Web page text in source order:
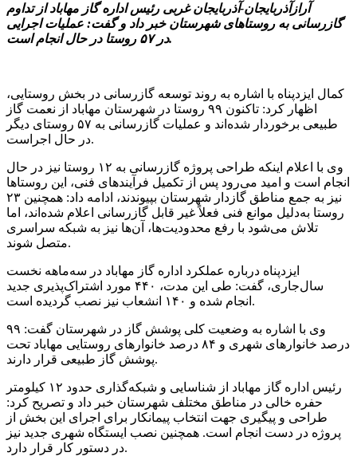
آرازآذربایجان-آذربایجان غربی رئیس اداره گاز مهاباد از تداوم
گازرسانی به روستاهای شهرستان خبر داد و گفت: عملیات اجرایی
در ۵۷ روستا در حال انجام است.
کمال ایزدپناه با اشاره به روند توسعه گازرسانی در بخش روستایی،
اظهار کرد: تاکنون ۹۹ روستا در شهرستان مهاباد از نعمت گاز
طبیعی برخوردار شده‌اند و عملیات گازرسانی به ۵۷ روستای دیگر
در حال اجراست.
وی با اعلام اینکه طراحی پروژه گازرسانی به ۱۲ روستا نیز در حال
انجام است و امید می‌رود پس از تکمیل فرآیندهای فنی، این روستاها
نیز به جمع مناطق گازدار شهرستان بپیوندند، ادامه داد: همچنین ۲۳
روستا به‌دلیل موانع فنی فعلاً غیر قابل گازرسانی اعلام شده‌اند، اما
تلاش می‌شود با رفع محدودیت‌ها، آن‌ها نیز به شبکه سراسری
متصل شوند.
ایزدپناه درباره عملکرد اداره گاز مهاباد در سه‌ماهه نخست
سال‌جاری، گفت: طی این مدت، ۴۴۰ مورد اشتراک‌پذیری جدید
انجام شده و ۱۴۰ انشعاب نیز نصب گردیده است.
وی با اشاره به وضعیت کلی پوشش گاز در شهرستان گفت: ۹۹
درصد خانوارهای شهری و ۸۴ درصد خانوارهای روستایی مهاباد تحت
پوشش گاز طبیعی قرار دارند.
رئیس اداره گاز مهاباد از شناسایی و شبکه‌گذاری حدود ۱۲ کیلومتر
حفره خالی در مناطق مختلف شهرستان خبر داد و تصریح کرد:
طراحی و پیگیری جهت انتخاب پیمانکار برای اجرای این بخش از
پروژه در دست انجام است. همچنین نصب ایستگاه شهری جدید نیز
در دستور کار قرار دارد.